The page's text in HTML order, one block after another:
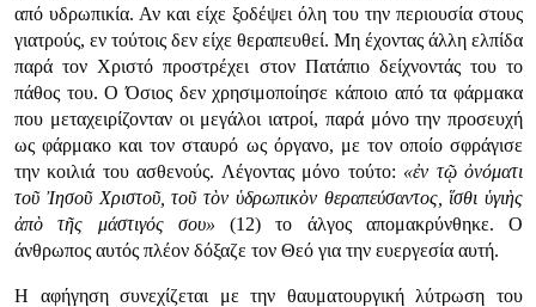
από υδρωπικία. Αν και είχε ξοδέψει όλη του την περιουσία στους
γιατρούς, εν τούτοις δεν είχε θεραπευθεί. Μη έχοντας άλλη ελπίδα
παρά τον Χριστό προστρέχει στον Πατάπιο δείχνοντάς του το
πάθος του. Ο Όσιος δεν χρησιμοποίησε κάποιο από τα φάρμακα
που μεταχειρίζονταν οι μεγάλοι ιατροί, παρά μόνο την προσευχή
ως φάρμακο και τον σταυρό ως όργανο, με τον οποίο σφράγισε
την κοιλιά του ασθενούς. Λέγοντας μόνο τούτο: «ἐν τῷ ὀνόματι
τοῦ Ἰησοῦ Χριστοῦ, τοῦ τὸν ὑδρωπικὸν θεραπεύσαντος, ἵσθι ὑγιὴς
ἀπὸ τῆς μάστιγός σου» (12) το άλγος απομακρύνθηκε. Ο
άνθρωπος αυτός πλέον δόξαζε τον Θεό για την ευεργεσία αυτή.
Η αφήγηση συνεχίζεται με την θαυματουργική λύτρωση του